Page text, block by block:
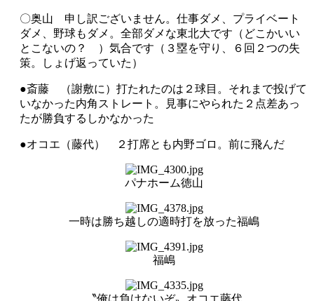
〇奥山 申し訳ございません。仕事ダメ、プライベート
ダメ、野球もダメ。全部ダメな東北大です（どこかいい
とこないの？ ）気合です（３塁を守り、６回２つの失
策。しょげ返っていた）
●斎藤 （謝敷に）打たれたのは２球目。それまで投げて
いなかった内角ストレート。見事にやられた２点差あっ
たが勝負するしかなかった
●オコエ（藤代） ２打席とも内野ゴロ。前に飛んだ
パナホーム徳山
一時は勝ち越しの適時打を放った福嶋
福嶋